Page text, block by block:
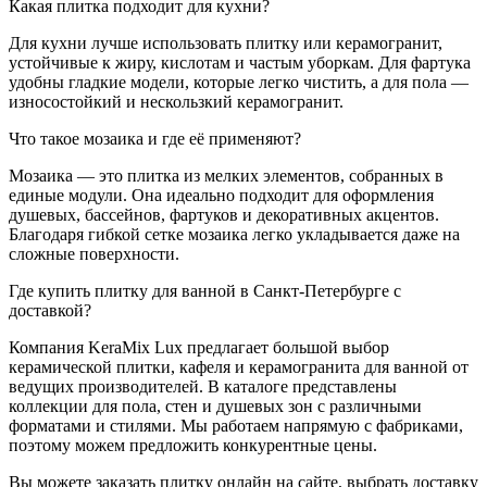
Какая плитка подходит для кухни?
Для кухни лучше использовать плитку или керамогранит,
устойчивые к жиру, кислотам и частым уборкам. Для фартука
удобны гладкие модели, которые легко чистить, а для пола —
износостойкий и нескользкий керамогранит.
Что такое мозаика и где её применяют?
Мозаика — это плитка из мелких элементов, собранных в
единые модули. Она идеально подходит для оформления
душевых, бассейнов, фартуков и декоративных акцентов.
Благодаря гибкой сетке мозаика легко укладывается даже на
сложные поверхности.
Где купить плитку для ванной в Санкт-Петербурге с
доставкой?
Компания KeraMix Lux предлагает большой выбор
керамической плитки, кафеля и керамогранита для ванной от
ведущих производителей. В каталоге представлены
коллекции для пола, стен и душевых зон с различными
форматами и стилями. Мы работаем напрямую с фабриками,
поэтому можем предложить конкурентные цены.
Вы можете заказать плитку онлайн на сайте, выбрать доставку